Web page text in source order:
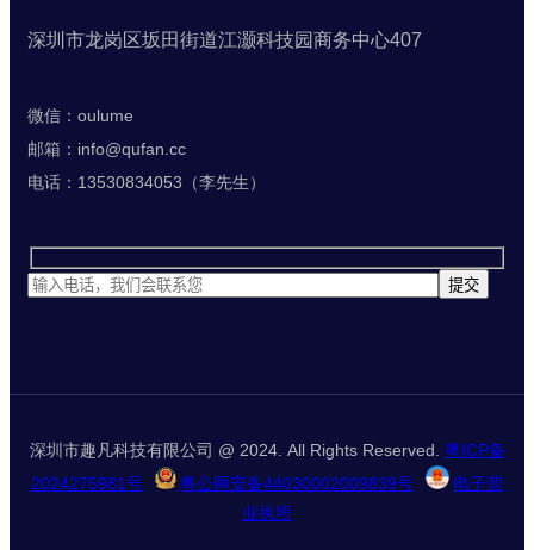
深圳市龙岗区坂田街道江灏科技园商务中心407
微信：oulume
邮箱：info@qufan.cc
电话：13530834053（李先生）
深圳市趣凡科技有限公司 @ 2024. All Rights Reserved. 粤ICP备
2024275981号
粤公网安备44030002009839号
电子营
业执照